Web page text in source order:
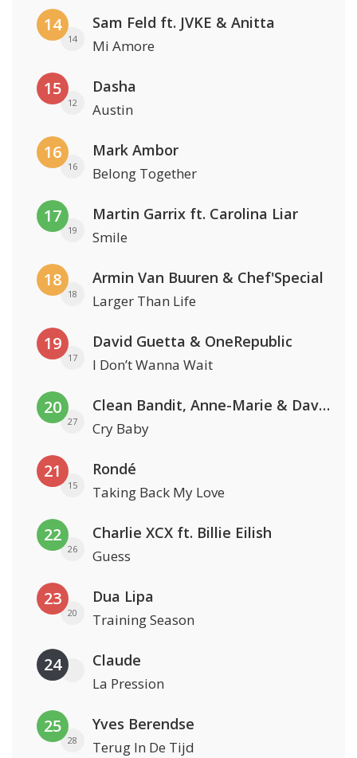
14
14
Sam Feld ft. JVKE & Anitta
Mi Amore
15
12
Dasha
Austin
16
16
Mark Ambor
Belong Together
17
19
Martin Garrix ft. Carolina Liar
Smile
18
18
Armin Van Buuren & Chef'Special
Larger Than Life
19
17
David Guetta & OneRepublic
I Don’t Wanna Wait
20
27
Clean Bandit, Anne-Marie & David Guetta
Cry Baby
21
15
Rondé
Taking Back My Love
22
26
Charlie XCX ft. Billie Eilish
Guess
23
20
Dua Lipa
Training Season
24 Claude
La Pression
25
28
Yves Berendse
Terug In De Tijd